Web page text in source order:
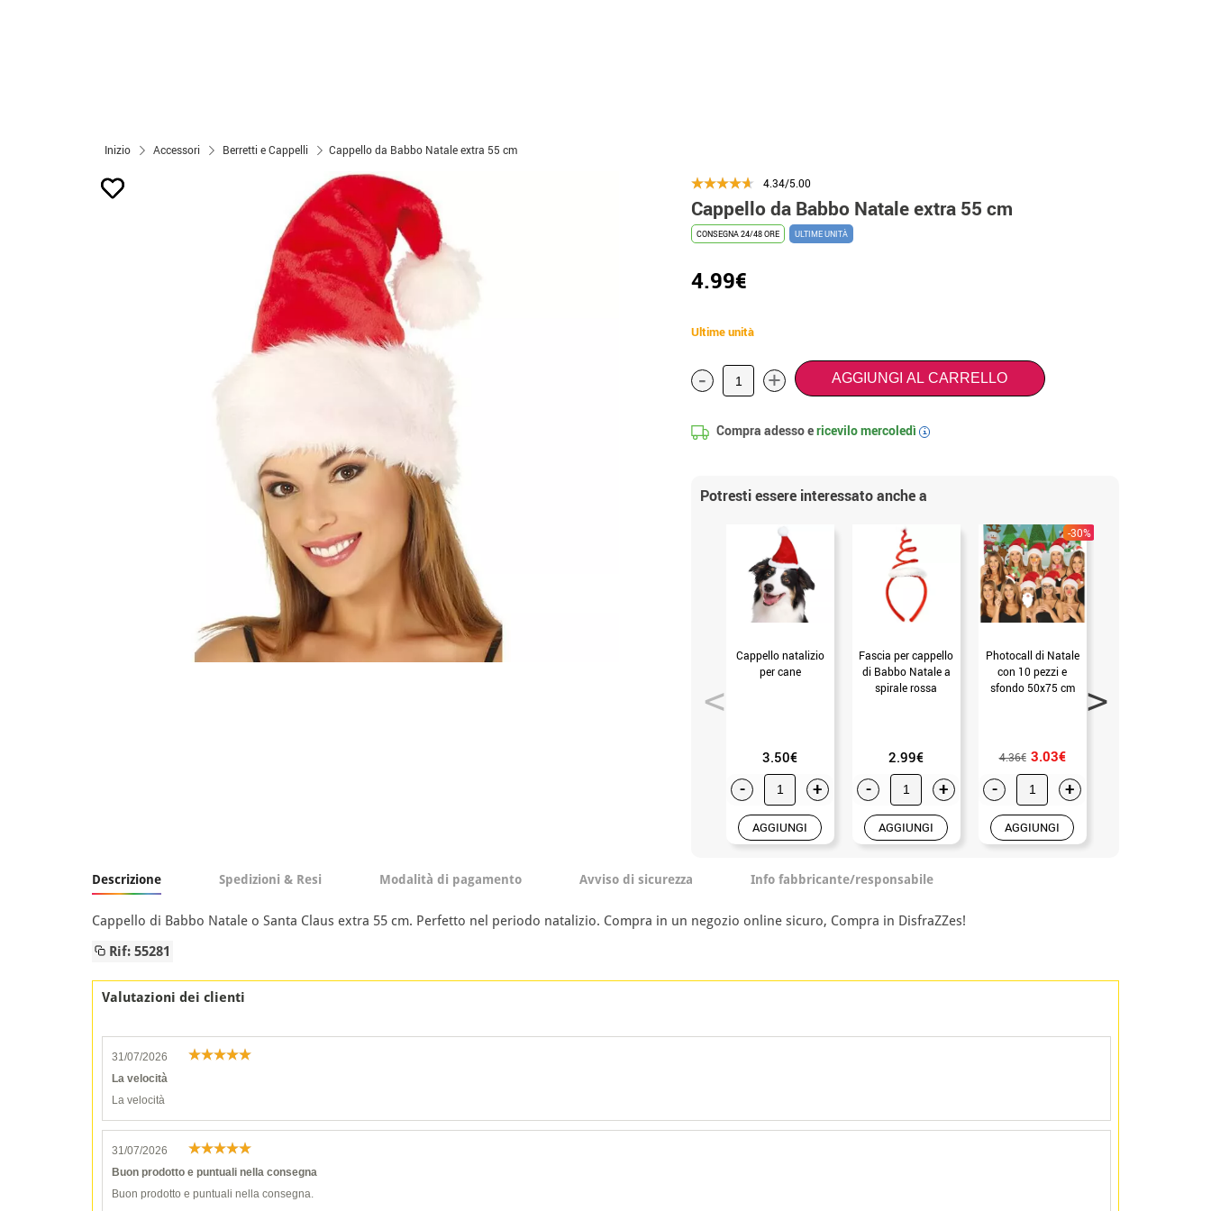
Inizio Accessori Berretti e Cappelli Cappello da Babbo Natale extra 55 cm
4.34/5.00
Cappello da Babbo Natale extra 55 cm
CONSEGNA 24/48 ORE ULTIME UNITÀ
4.99€
Ultime unità
- + AGGIUNGI AL CARRELLO
Compra adesso ericevilomercoledì i
Potresti essere interessato anche a
Cappello natalizio
per cane
3.50€
- +
AGGIUNGI
Fascia per cappello
di Babbo Natale a
spirale rossa
2.99€
- +
AGGIUNGI
-30%
Photocall di Natale
con 10 pezzi e
sfondo 50x75 cm
4.36€ 3.03€
- +
AGGIUNGI
Descrizione Spedizioni & Resi Modalità di pagamento Avviso di sicurezza Info fabbricante/responsabile
Cappello di Babbo Natale o Santa Claus extra 55 cm. Perfetto nel periodo natalizio. Compra in un negozio online sicuro, Compra in DisfraZZes!
Rif: 55281
Valutazioni dei clienti
31/07/2026
La velocità
La velocità
31/07/2026
Buon prodotto e puntuali nella consegna
Buon prodotto e puntuali nella consegna.